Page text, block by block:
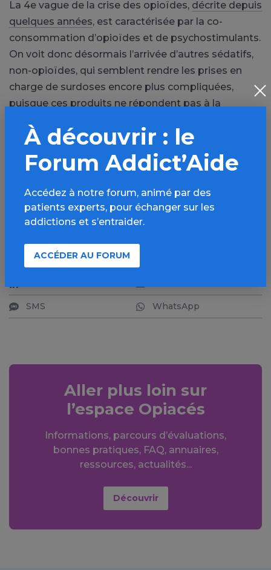
La 4e vague de la crise des opioïdes, décrite depuis
quelques années, est caractérisée par la co-
consommation d’opioïdes et de psychostimulants.
On voit donc désormais l’arrivée d’autres sédatifs,
non-opioïdes, qui semblent rendre les prises en
charge de surdoses encore plus compliquées,
puisque ces produits ne répondent pas à la
Facebook
SMS WhatsApp
Aller plus loin sur
l’espace Opiacés
Informations, parcours d’évaluations,
bonnes pratiques, FAQ, annuaires,
ressources, actualités...
Découvrir
À découvrir : le
Forum Addict’Aide
Accédez à notre forum, animé par des
patients experts, pour échanger sur les
addictions et s’entraider.
ACCÉDER AU FORUM